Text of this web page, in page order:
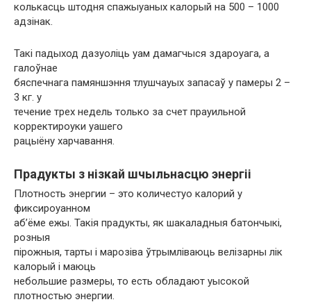
колькасць штодня спажыуаных калорый на 500 – 1000
адзінак.
Такі падыход дазуоліць уам дамагчыся здароуага, а
галоўнае
бяспечнага памяншэння тлушчауых запасаў у памеры 2 –
3 кг. у
течение трех недель только за счет прауильной
корректироуки уашего
рацыёну харчавання.
Прадукты з нізкай шчыльнасцю энергіі
Плотность энергии – это количестуо калорий у
фиксироуанном
аб’ёме ежы. Такія прадукты, як шакаладныя батончыкі,
розныя
пірожныя, тарты і марозіва ўтрымліваюць велізарны лік
калорый і маюць
небольшие размеры, то есть обладают уысокой
плотностью энергии.